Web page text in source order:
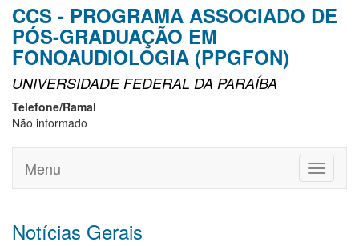
CCS - PROGRAMA ASSOCIADO DE
PÓS-GRADUAÇÃO EM
FONOAUDIOLOGIA (PPGFON)
UNIVERSIDADE FEDERAL DA PARAÍBA
Telefone/Ramal
Não informado
Toggle
Menu
Notícias Gerais